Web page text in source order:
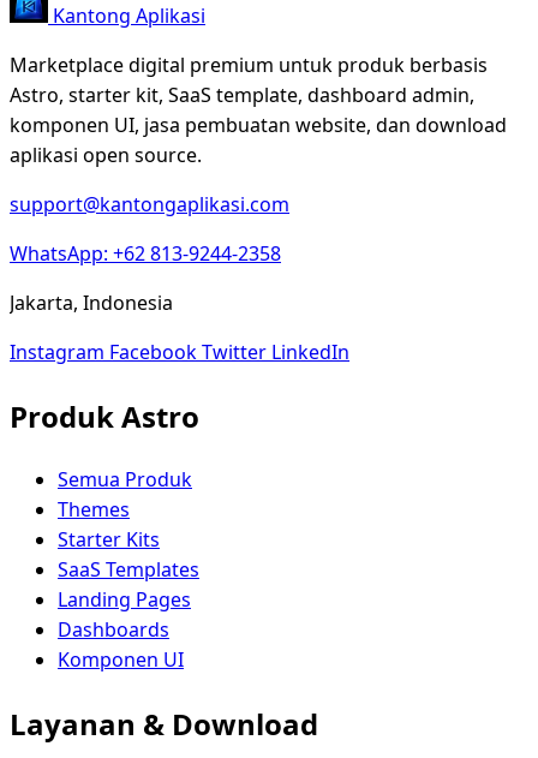
Kantong Aplikasi
Marketplace digital premium untuk produk berbasis
Astro, starter kit, SaaS template, dashboard admin,
komponen UI, jasa pembuatan website, dan download
aplikasi open source.
support@kantongaplikasi.com
WhatsApp: +62 813-9244-2358
Jakarta, Indonesia
Instagram FacebookTwitter LinkedIn
Produk Astro
Semua Produk
Themes
Starter Kits
SaaS Templates
Landing Pages
Dashboards
Komponen UI
Layanan & Download